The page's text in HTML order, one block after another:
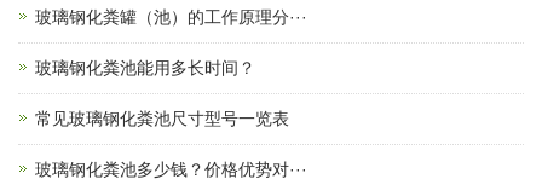
玻璃钢化粪罐（池）的工作原理分···
玻璃钢化粪池能用多长时间？
常见玻璃钢化粪池尺寸型号一览表
玻璃钢化粪池多少钱？价格优势对···